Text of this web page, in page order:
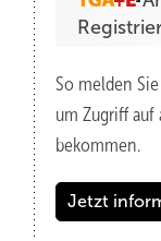
So melden
um Zugriff auf
bekommen.
Jetzt